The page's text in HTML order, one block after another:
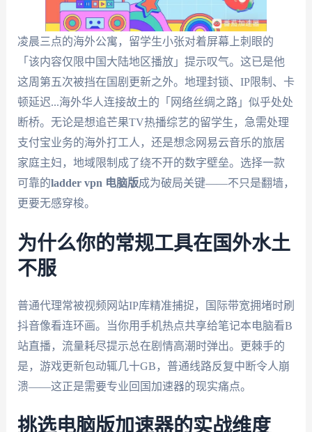
凌晨三点的海外公寓，留学生小张对着屏幕上刺眼的
「该内容仅限中国大陆地区播放」提示叹气。这已是他
这周第五次被挡在国剧更新之外。地理封锁、IP限制、卡
顿延迟...海外华人连接故土的「网络丝绸之路」似乎处处
断桥。无论是想追芒果TV热播综艺的留学生，急需处理
支付宝业务的海外打工人，还是想念网易云音乐的旅居
家庭主妇，地域限制成了绕不开的数字壁垒。选择一款
可靠的ladder vpn 电脑版成为破局关键——不只是翻墙，
更要无感穿梭。
为什么你的常规工具在国外水土
不服
普通代理常被视频网站IP库精准捕捉，国际带宽拥堵时刷
抖音像看连环画。当你用手机热点共享给笔记本电脑看B
站直播，流量耗尽提示总在剧情高潮时弹出。更棘手的
是，游戏更新包动辄几十GB，普通线路反复中断令人崩
溃——这正是需要专业回国加速器的现实痛点。
挑选电脑版加速器的实战维度